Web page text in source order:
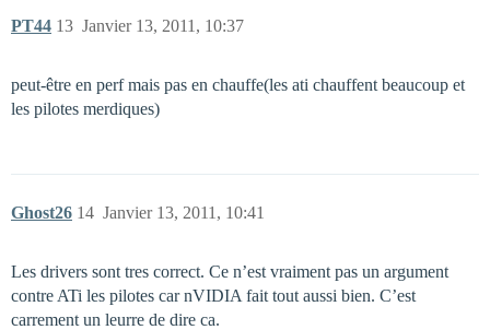
PT44 Janvier 13, 2011, 10:37
13
peut-être en perf mais pas en chauffe(les ati chauffent beaucoup et
les pilotes merdiques)
Ghost26 Janvier 13, 2011, 10:41
14
Les drivers sont tres correct. Ce n’est vraiment pas un argument
contre ATi les pilotes car nVIDIA fait tout aussi bien. C’est
carrement un leurre de dire ca.